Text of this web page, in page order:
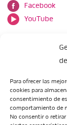
Para ofrecer las
cookies para
consentimiento de
comportamiento de
No consentir o
Facebook
YouTube
Escuela de Arte
María Zambrano, 5
50018 Zaragoza